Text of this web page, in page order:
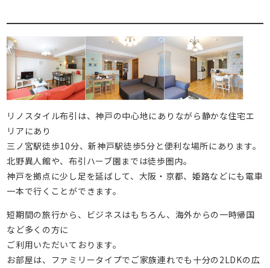
リノスタイル布引は、神戸の中心地にありながら静かな住宅エ
リアにあり
三ノ宮駅徒歩10分、新神戸駅徒歩5分と便利な場所にあります。
北野異人館や、布引ハーブ園までは徒歩圏内。
神戸を拠点に少し足を延ばして、大阪・京都、姫路などにも電車
一本で行くことができます。
短期間の旅行から、ビジネスはもちろん、海外からの一時帰国
など多くの方に
ご利用いただいております。
お部屋は、ファミリータイプでご家族連れでも十分の2LDKの広